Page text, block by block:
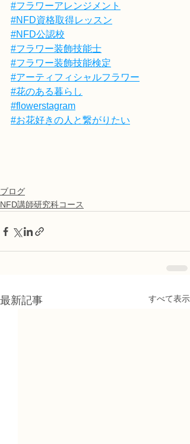
#フラワーアレンジメント
#NFD資格取得レッスン
#NFD公認校
#フラワー装飾技能士
#フラワー装飾技能検定
#アーティフィシャルフラワー
#花のある暮らし
#flowerstagram
#お花好きの人と繋がりたい
ブログ
NFD講師研究科コース
最新記事 すべて表示